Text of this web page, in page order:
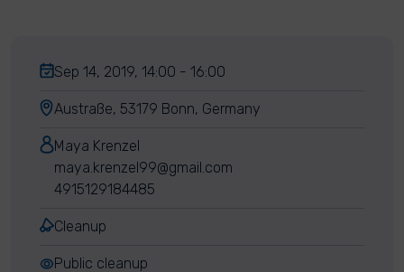
Sep 14, 2019, 14:00 - 16:00
Austraße, 53179 Bonn, Germany
Maya Krenzel
maya.krenzel99@gmail.com
4915129184485
Cleanup
Public cleanup